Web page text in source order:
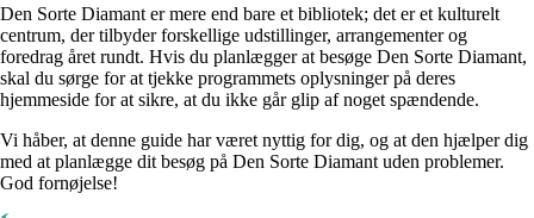
Den Sorte Diamant er mere end bare et bibliotek; det er et kulturelt
centrum, der tilbyder forskellige udstillinger, arrangementer og
foredrag året rundt. Hvis du planlægger at besøge Den Sorte Diamant,
skal du sørge for at tjekke programmets oplysninger på deres
hjemmeside for at sikre, at du ikke går glip af noget spændende.
Vi håber, at denne guide har været nyttig for dig, og at den hjælper dig
med at planlægge dit besøg på Den Sorte Diamant uden problemer.
God fornøjelse!